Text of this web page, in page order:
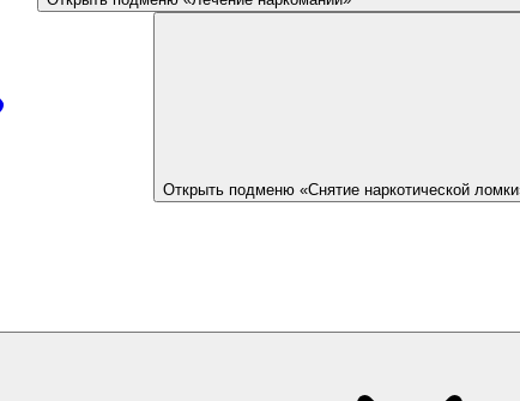
Открыть подменю «Снятие наркотической